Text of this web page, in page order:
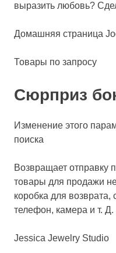
выразить любовь?
Домашняя страница
Товары по запросу
Сюрприз
Изменение этого
поиска
Возвращает отправку
товары для продажи
коробка для
телефон, камера и т. Д.
Jessica Jewelry Studio